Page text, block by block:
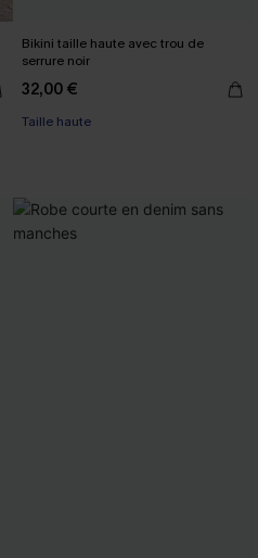
Bikini taille haute avec trou de
serrure noir
32,00 €
Taille haute